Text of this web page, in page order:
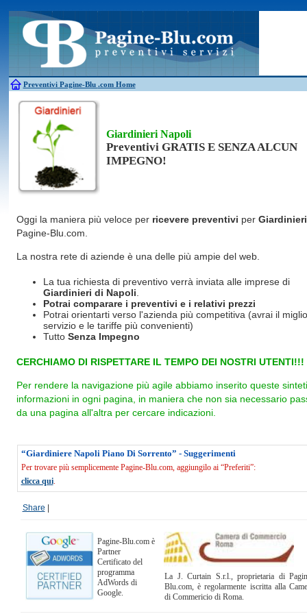
Preventivi Pagine-Blu .com Home
Antifurti
Allarme
Bagni chimici
Edilizia Giardinieri
Caldaie
Falegnami Idraulici
Canne fumarie
Parquet
Giardinieri Napoli
Preventivi GRATIS E SENZA ALCUN
IMPEGNO!
Oggi la maniera più veloce per ricevere preventivi per Giardinieri
Pagine-Blu.com.
La nostra rete di aziende è una delle più ampie del web.
La tua richiesta di preventivo verrà inviata alle imprese di
Giardinieri di Napoli
Potrai comparare i preventivi e i relativi prezzi
Potrai orientarti verso l'azienda più competitiva (avrai il
servizio e le tariffe più convenienti)
Tutto Senza Impegno
CERCHIAMO DI RISPETTARE IL TEMPO DEI NOSTRI UTENTI!!!
Per rendere la navigazione più agile abbiamo inserito queste
informazioni in ogni pagina, in maniera che non sia necessario
da una pagina all'altra per cercare indicazioni.
“Giardiniere Napoli Piano Di Sorrento” - Suggerimenti
Per trovare più semplicemente Pagine-Blu.com, aggiungilo ai “Preferiti”:
clicca qui.
Share
Pagine-Blu.com è
Partner
Certificato del
programma
AdWords di
Google.
La J. Curtain S.r.l., proprietaria di
Blu.com, è regolarmente iscritta alla
di Commericio di Roma.